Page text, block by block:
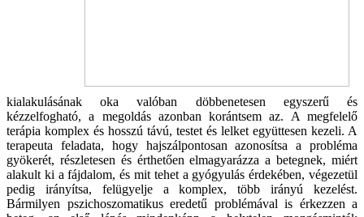
kialakulásának oka valóban döbbenetesen egyszerű és
kézzelfogható, a megoldás azonban korántsem az. A megfelelő
terápia komplex és hosszú távú, testet és lelket együttesen kezeli. A
terapeuta feladata, hogy hajszálpontosan azonosítsa a probléma
gyökerét, részletesen és érthetően elmagyarázza a betegnek, miért
alakult ki a fájdalom, és mit tehet a gyógyulás érdekében, végezetül
pedig irányítsa, felügyelje a komplex, több irányú kezelést.
Bármilyen pszichoszomatikus eredetű problémával is érkezzen a